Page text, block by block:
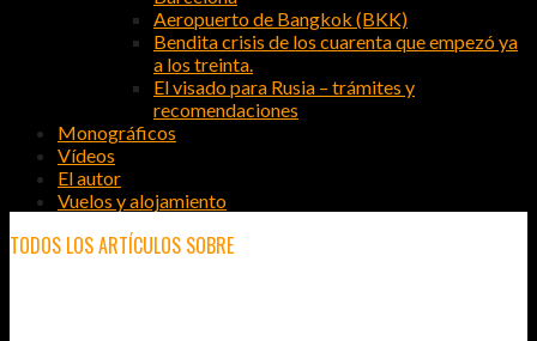
Aeropuerto de Bangkok (BKK)
Bendita crisis de los cuarenta que empezó ya
a los treinta.
El visado para Rusia – trámites y
recomendaciones
Monográficos
Vídeos
El autor
Vuelos y alojamiento
TODOS LOS ARTÍCULOS SOBRE